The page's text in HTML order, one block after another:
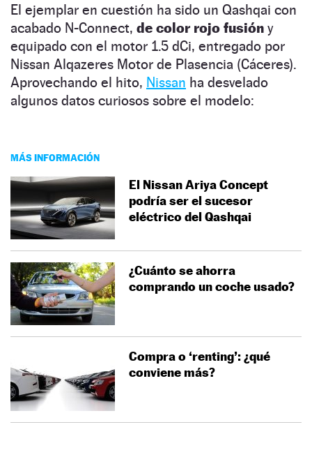
El ejemplar en cuestión ha sido un Qashqai con
acabado N-Connect, de color rojo fusión y
equipado con el motor 1.5 dCi, entregado por
Nissan Alqazeres Motor de Plasencia (Cáceres).
Aprovechando el hito, Nissan ha desvelado
algunos datos curiosos sobre el modelo:
MÁS INFORMACIÓN
El Nissan Ariya Concept
podría ser el sucesor
eléctrico del Qashqai
¿Cuánto se ahorra
comprando un coche usado?
Compra o ‘renting’: ¿qué
conviene más?